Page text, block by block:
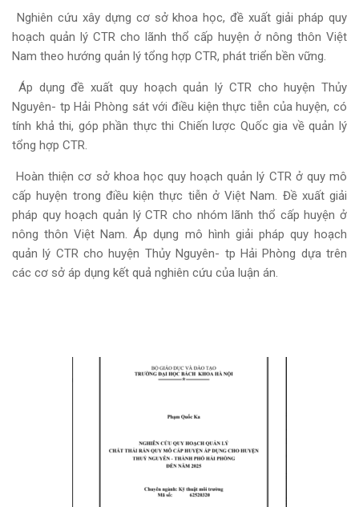
Nghiên cứu xây dựng cơ sở khoa học, đề xuất giải pháp quy
hoạch quản lý CTR cho lãnh thổ cấp huyện ở nông thôn Việt
Nam theo hướng quản lý tổng hợp CTR, phát triển bền vững.
Áp dụng đề xuất quy hoạch quản lý CTR cho huyện Thủy
Nguyên- tp Hải Phòng sát với điều kiện thực tiễn của huyện, có
tính khả thi, góp phần thực thi Chiến lược Quốc gia về quản lý
tổng hợp CTR.
Hoàn thiện cơ sở khoa học quy hoạch quản lý CTR ở quy mô
cấp huyện trong điều kiện thực tiễn ở Việt Nam. Đề xuất giải
pháp quy hoạch quản lý CTR cho nhóm lãnh thổ cấp huyện ở
nông thôn Việt Nam. Áp dụng mô hình giải pháp quy hoạch
quản lý CTR cho huyện Thủy Nguyên- tp Hải Phòng dựa trên
các cơ sở áp dụng kết quả nghiên cứu của luận án.